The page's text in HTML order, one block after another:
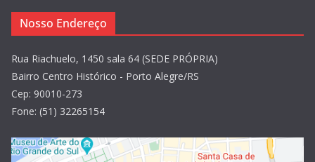
Nosso Endereço
Rua Riachuelo, 1450 sala 64 (SEDE PRÓPRIA)
Bairro Centro Histórico - Porto Alegre/RS
Cep: 90010-273
Fone: (51) 32265154